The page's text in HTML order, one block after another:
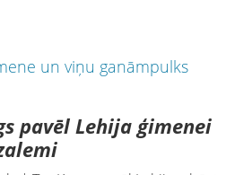
pavēl Lehija ģimenei